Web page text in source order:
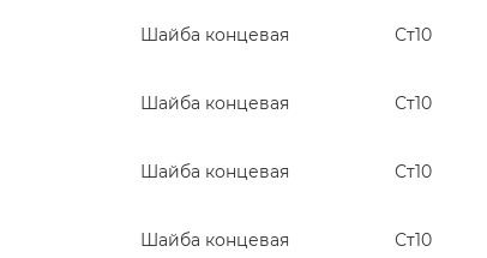
Шайба концевая Ст10
Шайба концевая Ст10
Шайба концевая Ст10
Шайба концевая Ст10